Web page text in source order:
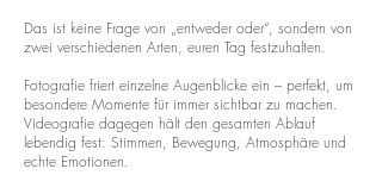
Das ist keine Frage von „entweder oder“, sondern von
zwei verschiedenen Arten, euren Tag festzuhalten.
Fotografie friert einzelne Augenblicke ein – perfekt, um
besondere Momente für immer sichtbar zu machen.
Videografie dagegen hält den gesamten Ablauf
lebendig fest: Stimmen, Bewegung, Atmosphäre und
echte Emotionen.